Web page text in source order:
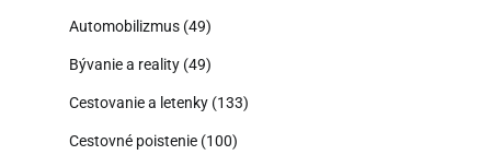
Automobilizmus (49)
Bývanie a reality (49)
Cestovanie a letenky (133)
Cestovné poistenie (100)